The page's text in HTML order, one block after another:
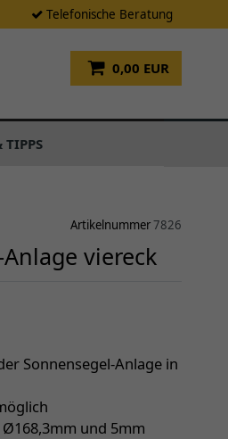
Telefonische Beratung
0,00 EUR
TIPPS
Artikelnummer7826
viereck
Sonnensegel-Anlage in
und 5mm